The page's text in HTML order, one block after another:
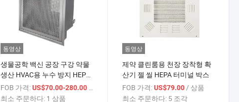
동영상
생물공학 백신 공장 구강 약물
생산 HVAC용 누수 방지 HEPA
필터 박스
FOB 가격: US$70.00-280.00
최소 주문하다: 1 상품
동영상
제약 클린룸용 천장 장착형 확
산기 젤 씰 HEPA 터미널 박스
FOB 가격: US$79.00 / 상품
최소 주문하다: 5 조각